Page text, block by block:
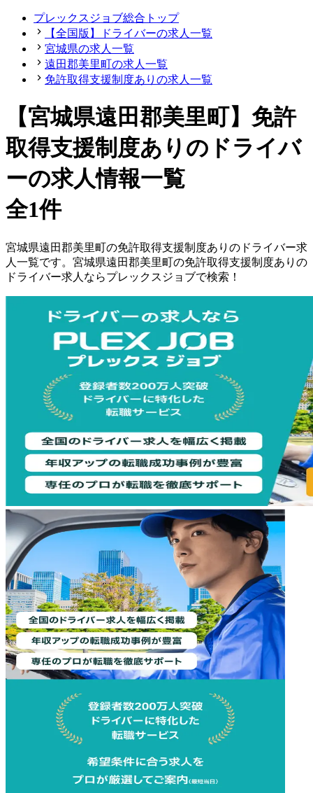
プレックスジョブ総合トップ
【全国版】ドライバーの求人一覧
宮城県の求人一覧
遠田郡美里町の求人一覧
免許取得支援制度ありの求人一覧
【宮城県遠田郡美里町】免許
取得支援制度ありのドライバ
ーの求人情報一覧
全1件
宮城県遠田郡美里町の免許取得支援制度ありの ドライバー求
人一覧です。 宮城県遠田郡美里町の免許取得支援制度ありの
ドライバー求人ならプレックスジョブで検索！